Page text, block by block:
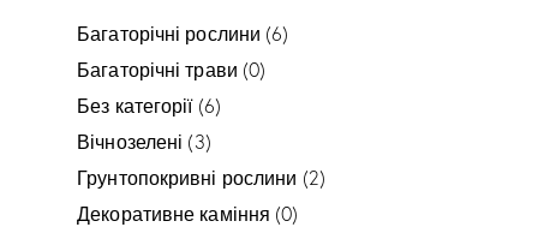
Багаторічні рослини (6)
Багаторічні трави (0)
Без категорії (6)
Вічнозелені (3)
Грунтопокривні рослини (2)
Декоративне каміння (0)